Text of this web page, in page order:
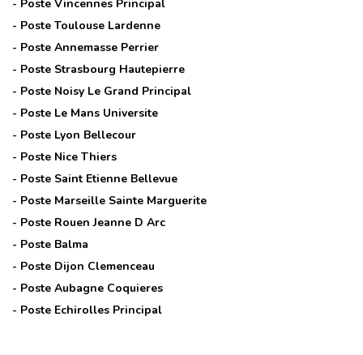
- Poste Vincennes Principal
- Poste Toulouse Lardenne
- Poste Annemasse Perrier
- Poste Strasbourg Hautepierre
- Poste Noisy Le Grand Principal
- Poste Le Mans Universite
- Poste Lyon Bellecour
- Poste Nice Thiers
- Poste Saint Etienne Bellevue
- Poste Marseille Sainte Marguerite
- Poste Rouen Jeanne D Arc
- Poste Balma
- Poste Dijon Clemenceau
- Poste Aubagne Coquieres
- Poste Echirolles Principal